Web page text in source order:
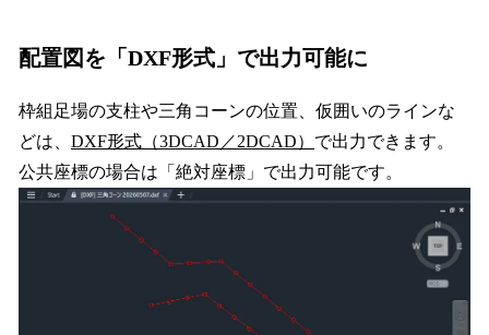
配置図を「DXF形式」で出力可能に
枠組足場の支柱や三角コーンの位置、仮囲いのラインな
どは、 DXF形式（3DCAD／2DCAD） で出力できます。
公共座標の場合は「絶対座標」で出力可能です。